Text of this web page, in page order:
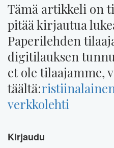
Tämä artikkeli on
pitää kirjautua
Paperilehden
digitilauksen
et ole tilaajamme,
täältä:
verkkolehti
Kirjaudu